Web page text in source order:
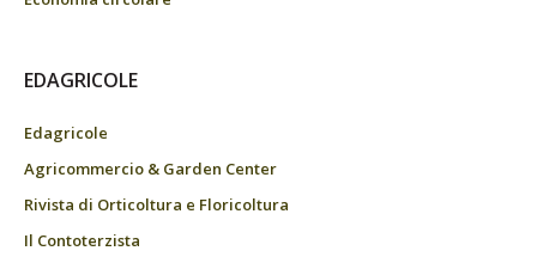
EDAGRICOLE
Edagricole
Agricommercio & Garden Center
Rivista di Orticoltura e Floricoltura
Il Contoterzista